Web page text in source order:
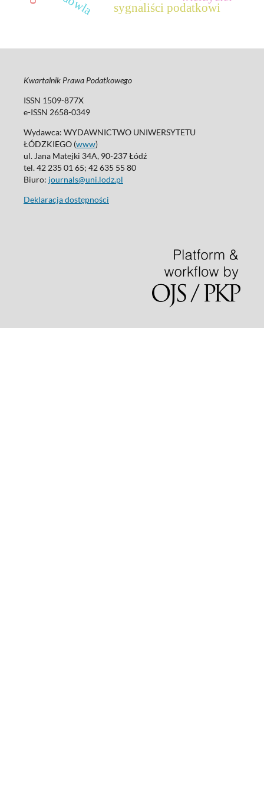
sygnaliści podatkowi
Kwartalnik Prawa Podatkowego
ISSN 1509-877X
e-ISSN 2658-0349
Wydawca: WYDAWNICTWO UNIWERSYTETU
ŁÓDZKIEGO (www)
ul. Jana Matejki 34A, 90-237 Łódź
tel. 42 235 01 65; 42 635 55 80
Biuro: journals@uni.lodz.pl
Deklaracja dostępności